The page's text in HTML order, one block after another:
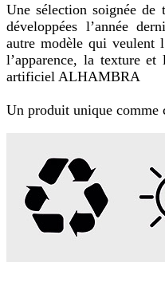
Une sélection soignée de
développées l’année
autre modèle qui veulent
l’apparence, la texture
artificiel ALHAMBRA
Un produit unique comme